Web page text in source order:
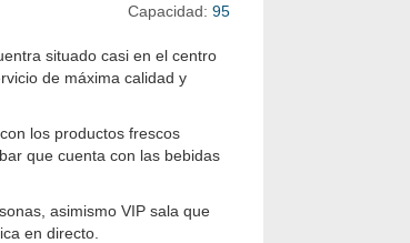
Capacidad: 95
situado casi en el centro
de máxima calidad y
los productos frescos
que cuenta con las bebidas
asimismo VIP sala que
en directo.